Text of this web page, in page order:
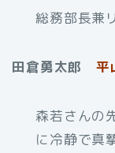
総務部長兼
田倉勇太郎平
森若さんの
に冷静で真